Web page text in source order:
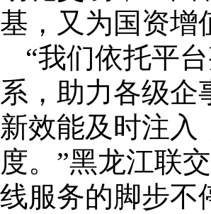
基，又为国资增
“我们依托平
系，助力各级企
新效能及时注入
度。”黑龙江联
线服务的脚步不